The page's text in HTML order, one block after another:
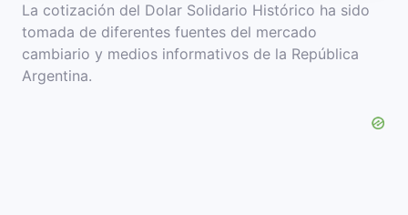
La cotización del Dolar Solidario Histórico ha sido
tomada de diferentes fuentes del mercado
cambiario y medios informativos de la República
Argentina.